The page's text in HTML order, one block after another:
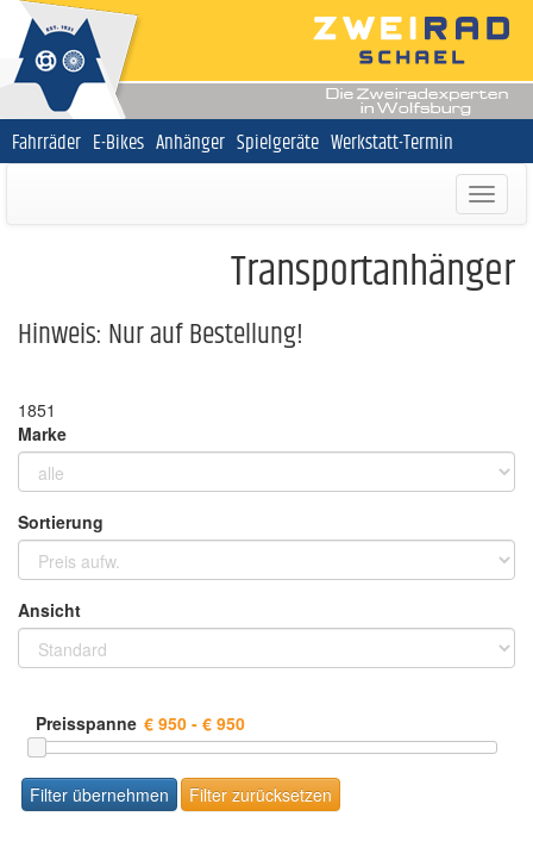
Navigation
überspringen
Fahrräder E-Bikes Anhänger Spielgeräte Werkstatt-Termin
Transportanhänger
Hinweis: Nur auf Bestellung!
1851
Marke
Sortierung
Ansicht
Preisspanne